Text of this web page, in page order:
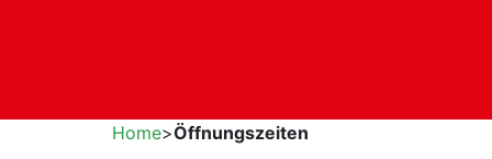
Home>Öffnungszeiten